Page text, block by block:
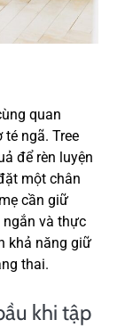
quan
ngã. Tree
để rèn luyện
một chân
cần giữ
và thực
khả năng giữ
thai.
khi tập